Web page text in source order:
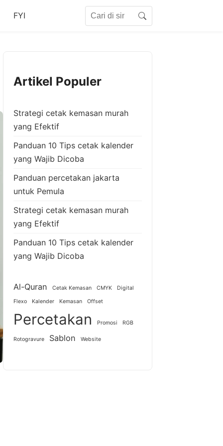
FYI Search
Artikel Populer
Strategi cetak kemasan murah
yang Efektif
Panduan 10 Tips cetak kalender
yang Wajib Dicoba
Panduan percetakan jakarta
untuk Pemula
Strategi cetak kemasan murah
yang Efektif
Panduan 10 Tips cetak kalender
yang Wajib Dicoba
Al-Quran Cetak Kemasan CMYK Digital
Flexo Kalender Kemasan Offset
Percetakan Promosi RGB
Rotogravure Sablon Website